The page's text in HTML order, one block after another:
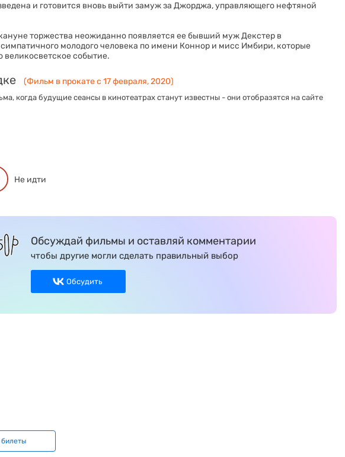
и готовится вновь выйти замуж за Джорджа, управляющего нефтяной
торжества неожиданно появляется ее бывший муж Декстер в
молодого человека по имени Коннор и мисс Имбири, которые
великосветское событие.
(Фильм в прокате с 17 февраля, 2020)
когда будущие сеансы в кинотеатрах станут известны - они отобразятся на сайте
Не идти
Обсуждай фильмы и оставляй комментарии
чтобы другие могли сделать правильный выбор
Обсудить